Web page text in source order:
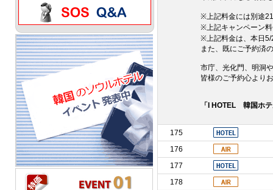
※上記料金には別途
※上記キャンペーン
※上記料金は、本日5/
また、既にご予約済
市庁、光化門、明洞
皆様のご予約心より
「I HOTEL 韓国ホ
175
176
177
178